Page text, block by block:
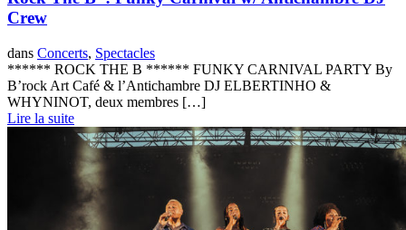
Crew
dans Concerts, Spectacles
****** ROCK THE B ****** FUNKY CARNIVAL PARTY By
B’rock Art Café & l’Antichambre DJ ELBERTINHO &
WHYNINOT, deux membres […]
Lire la suite